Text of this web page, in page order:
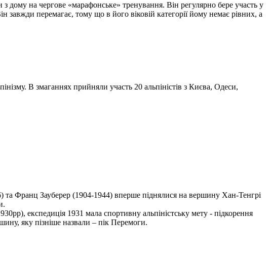
дому на чергове «марафонське» тренування. Він регулярно бере участь у
завжди перемагає, тому що в його віковій категорії йому немає рівних, а
В змаганнях прийняли участь 20 альпіністів з Києва, Одеси,
та Франц Зауберер (1904-1944) вперше піднялися на вершину Хан-Тенгрі
експедиція 1931 мала спортивну альпіністську мету - підкорення
яку пізніше назвали – пік Перемоги.